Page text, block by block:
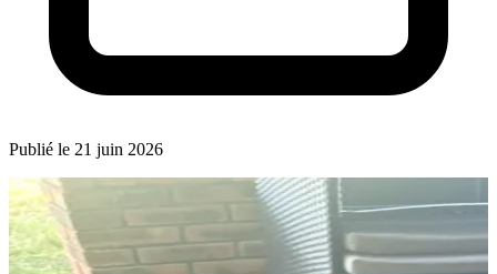
Publié le 21 juin 2026